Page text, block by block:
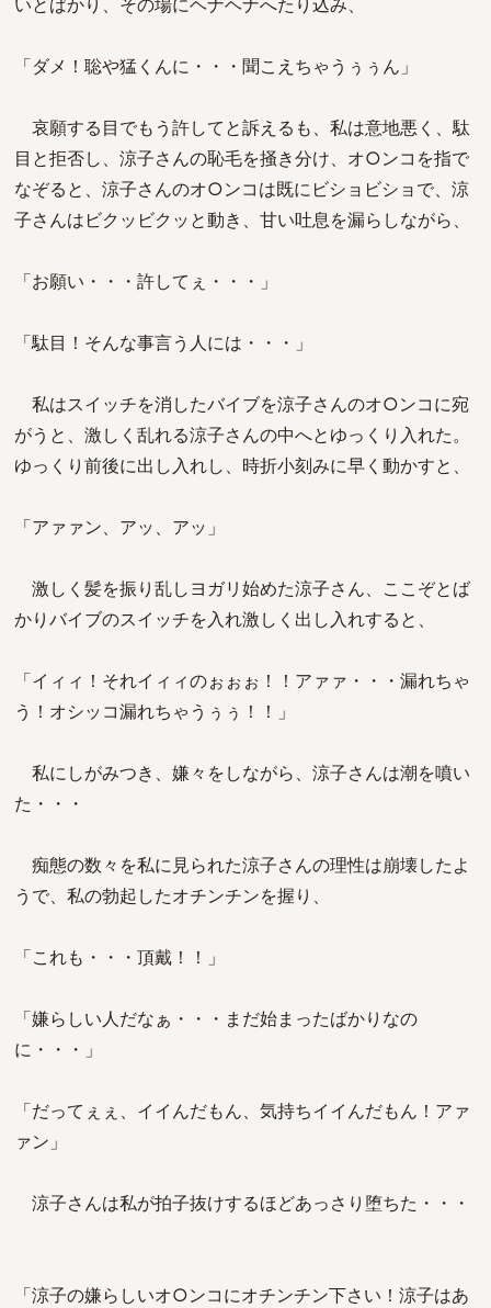
「ダメ！聡や猛くんに・・・聞こえちゃうぅぅん」
哀願する目でもう許してと訴えるも、私は意地悪く、駄
目と拒否し、涼子さんの恥毛を掻き分け、オ○ンコを指で
なぞると、涼子さんのオ○ンコは既にビショビショで、涼
子さんはビクッビクッと動き、甘い吐息を漏らしながら、
「お願い・・・許してぇ・・・」
「駄目！そんな事言う人には・・・」
私はスイッチを消したバイブを涼子さんのオ○ンコに宛
がうと、激しく乱れる涼子さんの中へとゆっくり入れた。
ゆっくり前後に出し入れし、時折小刻みに早く動かすと、
「アァァン、アッ、アッ」
激しく髪を振り乱しヨガリ始めた涼子さん、ここぞとば
かりバイブのスイッチを入れ激しく出し入れすると、
「イィィ！それイィィのぉぉぉ！！アァァ・・・漏れちゃ
う！オシッコ漏れちゃうぅぅ！！」
私にしがみつき、嫌々をしながら、涼子さんは潮を噴い
た・・・
痴態の数々を私に見られた涼子さんの理性は崩壊したよ
うで、私の勃起したオチンチンを握り、
「これも・・・頂戴！！」
「嫌らしい人だなぁ・・・まだ始まったばかりなの
に・・・」
「だってぇぇ、イイんだもん、気持ちイイんだもん！アァ
ァン」
涼子さんは私が拍子抜けするほどあっさり堕ちた・・・
「涼子の嫌らしいオ○ンコにオチンチン下さい！涼子はあ